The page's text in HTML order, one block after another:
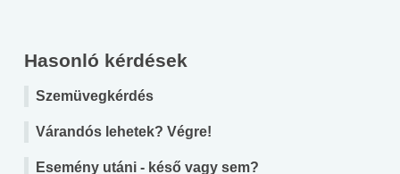
Hasonló kérdések
Szemüvegkérdés
Várandós lehetek? Végre!
Esemény utáni - késő vagy sem?